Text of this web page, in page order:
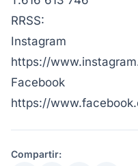
RRSS:
Instagram
https://
Facebook
https://
Compartir: